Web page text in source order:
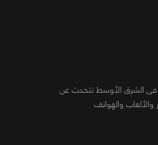
فى الشرق الأوسط تتحدث عن
والألعاب والهواتف